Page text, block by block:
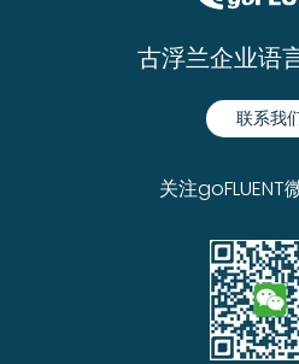
古浮兰企业语
联系我
关注goFLUENT